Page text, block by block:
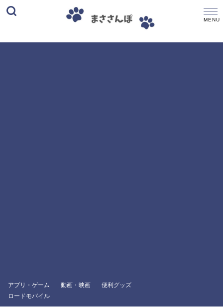
アプリ・ゲーム
ロードモバイル
動画・映画 便利グッズ